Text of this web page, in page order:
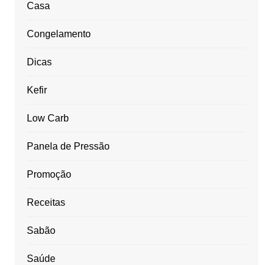
Casa
Congelamento
Dicas
Kefir
Low Carb
Panela de Pressão
Promoção
Receitas
Sabão
Saúde